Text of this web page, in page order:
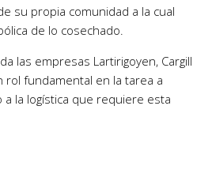
su propia comunidad a la cual
de lo cosechado.
las empresas Lartirigoyen, Cargill
rol fundamental en la tarea a
la logística que requiere esta